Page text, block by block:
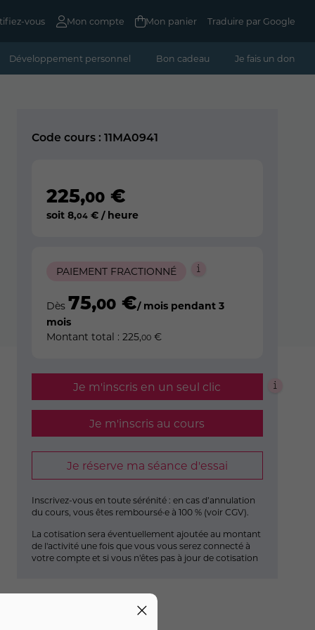
vous Mon compte Mon panier Traduire par Google
Développement personnel Bon cadeau Je fais un don
Code cours : 11MA0941
225,00€
soit 8,04€ / heure
PAIEMENT FRACTIONNÉ
Dès 75,00€/ mois pendant 3
mois
Montant total : 225,00€
Je m'inscris en un seul clic
Je m'inscris au cours
Je réserve ma séance d'essai
Inscrivez-vous en toute sérénité : en cas d’annulation
du cours, vous êtes remboursé·e à 100 % (voir CGV).
La cotisation sera éventuellement ajoutée au montant
de l'activité une fois que vous vous serez connecté à
votre compte et si vous n'êtes pas à jour de cotisation